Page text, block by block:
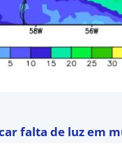
falta de luz em